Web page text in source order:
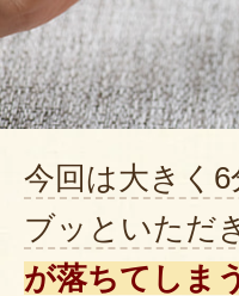
今回は大きく
ブッといただ
が落ちてしま